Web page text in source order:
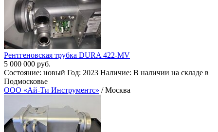
Рентгеновская трубка DURA 422-MV
5 000 000 руб.
Состояние: новый Год: 2023 Наличие: В наличии на складе в
Подмосковье
ООО «Ай-Ти Инструментс» / Москва